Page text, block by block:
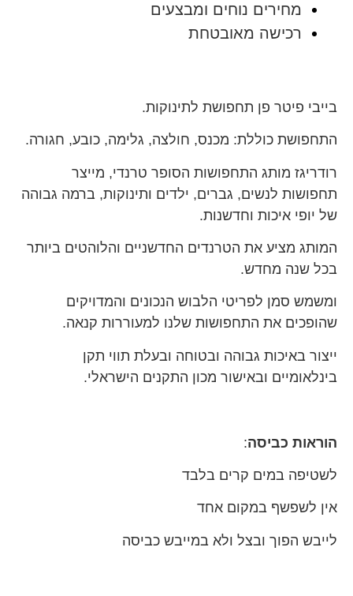
מחירים נוחים ומבצעים
רכישה מאובטחת
בייבי פיטר פן תחפושת לתינוקות.
התחפושת כוללת: מכנס, חולצה, גלימה, כובע, חגורה.
רודריגז מותג התחפושות הסופר טרנדי, מייצר
תחפושות לנשים, גברים, ילדים ותינוקות, ברמה גבוהה
של יופי איכות וחדשנות.
המותג מציע את הטרנדים החדשניים והלוהטים ביותר
בכל שנה מחדש.
ומשמש סמן לפריטי הלבוש הנכונים והמדויקים
שהופכים את התחפושות שלנו למעוררות קנאה.
ייצור באיכות גבוהה ובטוחה ובעלת תווי תקן
בינלאומיים ובאישור מכון התקנים הישראלי.
הוראות כביסה:
לשטיפה במים קרים בלבד
אין לשפשף במקום אחד
לייבש הפוך ובצל ולא במייבש כביסה